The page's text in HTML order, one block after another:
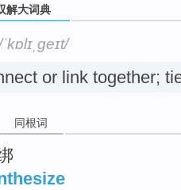
解大词典
or link together;
同根词